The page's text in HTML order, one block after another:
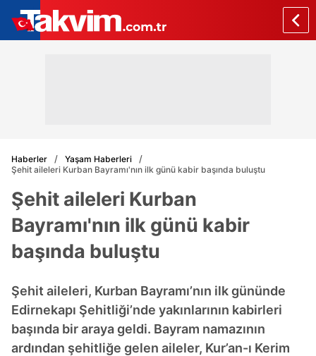
Haberler
Yaşam Haberleri
Şehit aileleri Kurban Bayramı'nın ilk günü kabir başında buluştu
Şehit aileleri Kurban
Bayramı'nın ilk günü kabir
başında buluştu
Şehit aileleri, Kurban Bayramı’nın ilk gününde
Edirnekapı Şehitliği’nde yakınlarının kabirleri
başında bir araya geldi. Bayram namazının
ardından şehitliğe gelen aileler, Kur’an-ı Kerim